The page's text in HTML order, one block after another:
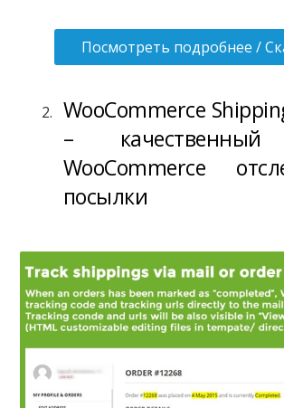
Посмотреть подробнее /
WooCommerce
– качественный
WooCommerce
посылки